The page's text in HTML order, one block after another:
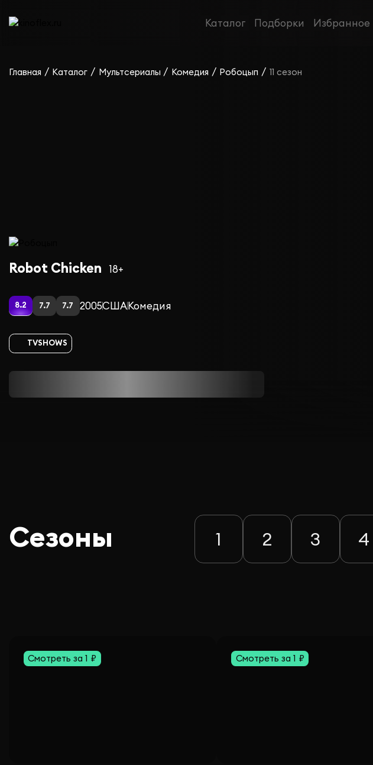
Каталог Подборки Избранное
Главная / Каталог / Мультсериалы / Комедия / Робоцып / 11 сезон
Robot Chicken 18+
8.2 7.7 7.7 2005СШАКомедия
TVSHOWS
Сезоны 1 2 3 4
Смотреть за 1 ₽ Смотреть за 1 ₽